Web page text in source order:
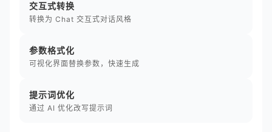
交互式转换
转换为 Chat 交互式对话风格
参数格式化
可视化界面替换参数，快速生成
提示词优化
通过 AI 优化改写提示词